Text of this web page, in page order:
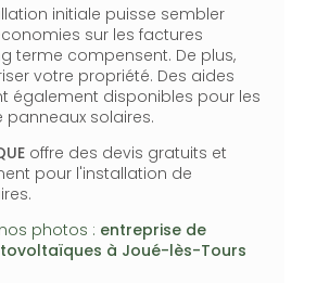
initiale puisse sembler
sur les factures
terme compensent. De plus,
votre propriété. Des aides
également disponibles pour les
panneaux solaires.
offre des devis gratuits et
pour l'installation de
photos : entreprise de
à Joué-lès-Tours